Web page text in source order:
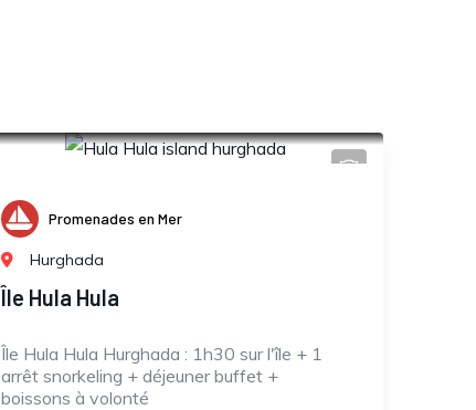
Promenades en Mer
Hurghada
Île Hula Hula
Île Hula Hula Hurghada : 1h30 sur l'île + 1
arrêt snorkeling + déjeuner buffet +
boissons à volonté